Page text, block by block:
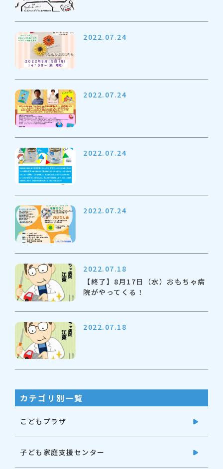
2022.07.24
2022.07.24
2022.07.24
2022.07.24
2022.07.18
【終了】8月17日（水）おもちゃ病
院がやってくる！
2022.07.18
カテゴリ別一覧
こどもプラザ
子ども家庭支援センター